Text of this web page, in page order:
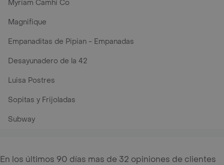
Myriam Camhi Co
Magnifique
Empanaditas de Pipian - Empanadas
Desayunadero de la 42
Luisa Postres
Sopitas y Frijoladas
Subway
En los últimos 90 días mas de 32 opiniones de clientes